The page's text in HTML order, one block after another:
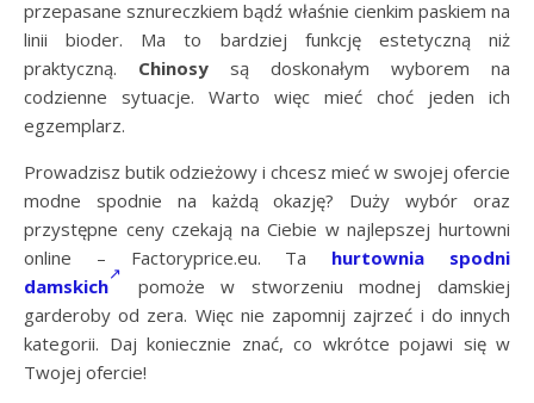
przepasane sznureczkiem bądź właśnie cienkim paskiem na
linii bioder. Ma to bardziej funkcję estetyczną niż
praktyczną. Chinosy są doskonałym wyborem na
codzienne sytuacje. Warto więc mieć choć jeden ich
egzemplarz.
Prowadzisz butik odzieżowy i chcesz mieć w swojej ofercie
modne spodnie na każdą okazję? Duży wybór oraz
przystępne ceny czekają na Ciebie w najlepszej hurtowni
online – Factoryprice.eu. Ta hurtownia spodni
damskich
pomoże w stworzeniu modnej damskiej
garderoby od zera. Więc nie zapomnij zajrzeć i do innych
kategorii. Daj koniecznie znać, co wkrótce pojawi się w
Twojej ofercie!